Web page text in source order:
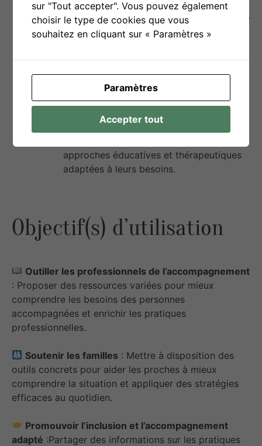
Des documents abordant le vieillissement,
les maladies liées à l’âge (comme
Alzheimer), et des stratégies pour
améliorer la qualité de vie des personnes
Ressources pour les enfants à
besoins spécifiques:
Le centre offre des livres et des supports
pédagogiques pour les enfants ayant des
approches éducatives et thérapeutiques
adaptées à leurs besoins.
Objectif(s) d’utilisation
Outiller les professionnels de l’accompagnement
: Proposer des ressources variées pour mieux
comprendre les besoins des personnes
accompagnées et enrichir les pratiques
professionnelles.
Soutenir les familles : Mettre à disposition des
outils concrets pour aider les proches à mieux
comprendre la situation et appliquer des stratégies
efficaces au quotidien.
Promouvoir l’inclusion et l’accompagnement
adapté :Partager des informations sur les pratiques
sur "Tout accepter". Vous pouvez également
choisir le type de cookies que vous
souhaitez en cliquant sur « Paramètres »
Paramètres
Accepter tout